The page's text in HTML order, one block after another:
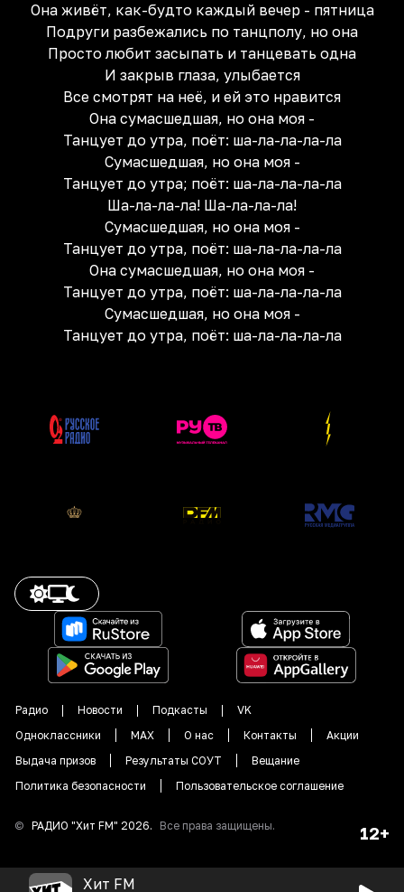
Она живёт, как-будто каждый вечер - пятница
Подруги разбежались по танцполу, но она
Просто любит засыпать и танцевать одна
И закрыв глаза, улыбается
Все смотрят на неё, и ей это нравится
Она сумасшедшая, но она моя -
Танцует до утра, поёт: ша-ла-ла-ла-ла
Сумасшедшая, но она моя -
Танцует до утра; поёт: ша-ла-ла-ла-ла
Ша-ла-ла-ла! Ша-ла-ла-ла!
Сумасшедшая, но она моя -
Танцует до утра, поёт: ша-ла-ла-ла-ла
Она сумасшедшая, но она моя -
Танцует до утра, поёт: ша-ла-ла-ла-ла
Сумасшедшая, но она моя -
Танцует до утра, поёт: ша-ла-ла-ла-ла
Радио Новости Подкасты
VK
Одноклассники
MAX О нас Контакты
Акции
Выдача призов
Результаты СОУТ
Вещание
Политика безопасности
Пользовательское соглашение
© РАДИО "Хит FM" 2026. Все права защищены. 12+
Хит FM